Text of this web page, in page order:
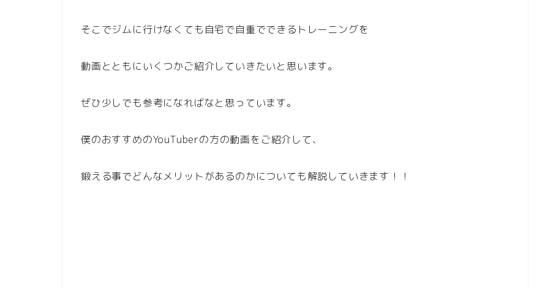
そこでジムに行けなくても自宅で自重でできるトレーニングを
動画とともにいくつかご紹介していきたいと思います。
ぜひ少しでも参考になればなと思っています。
僕のおすすめのYouTuberの方の動画をご紹介して、
鍛える事でどんなメリットがあるのかについても解説していきます！！